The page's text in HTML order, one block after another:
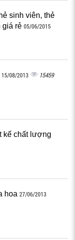
sinh viên, thẻ
giá rẻ 05/06/2015
15/08/2013 15459
kế chất lượng
hoa 27/06/2013